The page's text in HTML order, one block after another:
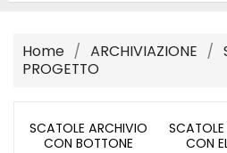
Home ARCHIVIAZIONE
PROGETTO
SCATOLE ARCHIVIO
CON BOTTONE
CON